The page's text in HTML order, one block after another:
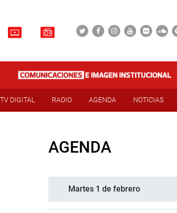
TV DIGITAL RADIO AGENDA NOTICIAS
AGENDA
Martes 1 de febrero